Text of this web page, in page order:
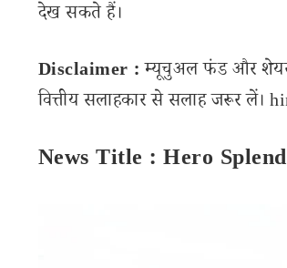
देख सकते हैं।
Disclaimer :म्यूचुअल फंड और शेयर
वित्तीय सलाहकार से सलाह जरूर लें।
News Title : Hero